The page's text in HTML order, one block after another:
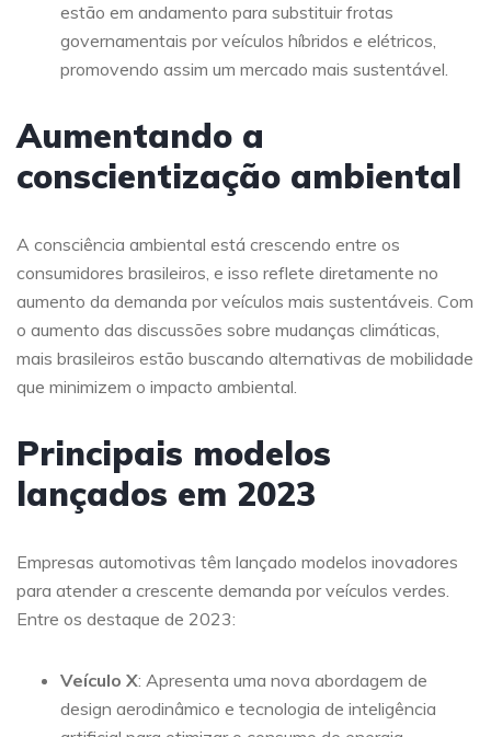
estão em andamento para substituir frotas
governamentais por veículos híbridos e elétricos,
promovendo assim um mercado mais sustentável.
Aumentando a
conscientização ambiental
A consciência ambiental está crescendo entre os
consumidores brasileiros, e isso reflete diretamente no
aumento da demanda por veículos mais sustentáveis. Com
o aumento das discussões sobre mudanças climáticas,
mais brasileiros estão buscando alternativas de mobilidade
que minimizem o impacto ambiental.
Principais modelos
lançados em 2023
Empresas automotivas têm lançado modelos inovadores
para atender a crescente demanda por veículos verdes.
Entre os destaque de 2023:
Veículo X: Apresenta uma nova abordagem de
design aerodinâmico e tecnologia de inteligência